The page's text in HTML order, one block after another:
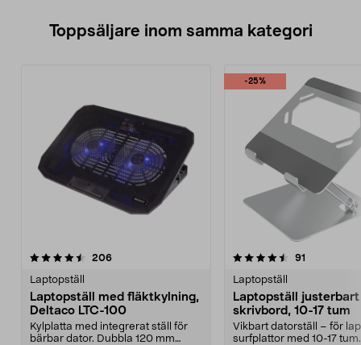
Toppsäljare inom samma kategori
206recensioner
Laptopställ
Laptopställ med fläktkylning,
Deltaco LTC-100
Kylplatta med integrerat ställ för
bärbar dator. Dubbla 120 mm
-25%
4.5 av 5 stjärnor 91
Laptopställ
Laptopställ
skrivbord, 10-17 tum
Vikbart datorställ – för
surfplattor med 10-17 tum
4.5 av 5 stjärnor